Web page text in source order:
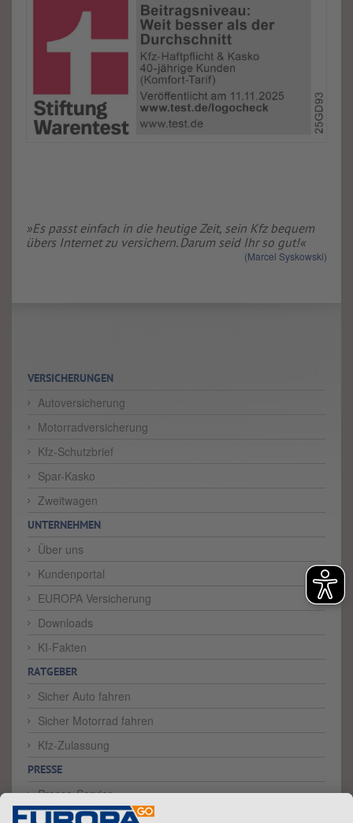
»Es passt einfach in die heutige Zeit, sein Kfz bequem
übers Internet zu versichern. Darum seid Ihr so gut!«
(Marcel Syskowski)
VERSICHERUNGEN
Autoversicherung
Motorradversicherung
Kfz-Schutzbrief
Spar-Kasko
Zweitwagen
UNTERNEHMEN
Über uns
Kundenportal
EUROPA Versicherung
Downloads
KI-Fakten
RATGEBER
Sicher Auto fahren
Sicher Motorrad fahren
Kfz-Zulassung
PRESSE
Presse-Service
Testberichte